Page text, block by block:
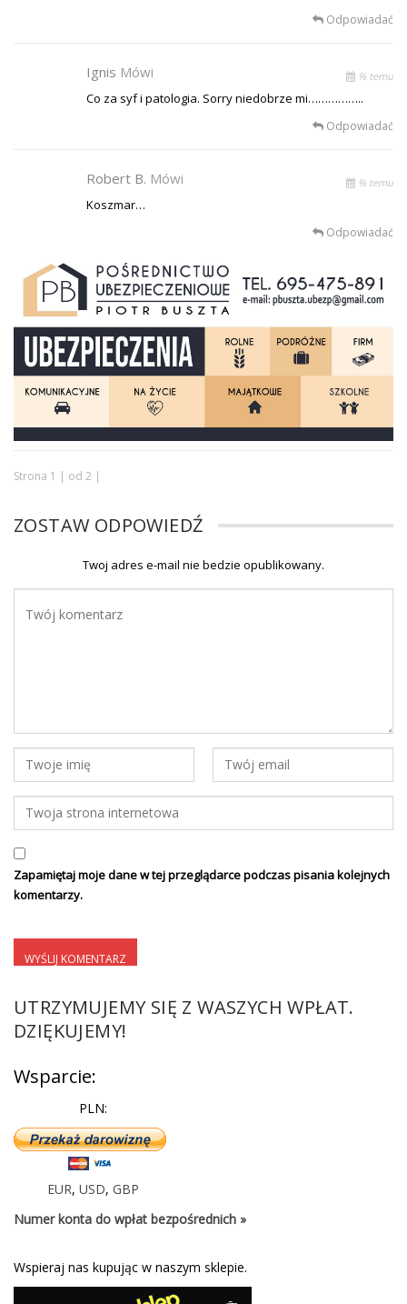
Odpowiadać
Ignis Mówi % temu
Co za syf i patologia. Sorry niedobrze mi……………..
Odpowiadać
Robert B. Mówi % temu
Koszmar…
Odpowiadać
Strona 1 | od 2 |
ZOSTAW ODPOWIEDŹ
Twoj adres e-mail nie bedzie opublikowany.
Zapamiętaj moje dane w tej przeglądarce podczas pisania kolejnych
komentarzy.
UTRZYMUJEMY SIĘ Z WASZYCH WPŁAT.
DZIĘKUJEMY!
Wsparcie:
PLN:
EUR, USD, GBP
Numer konta do wpłat bezpośrednich »
Wspieraj nas kupując w naszym sklepie.